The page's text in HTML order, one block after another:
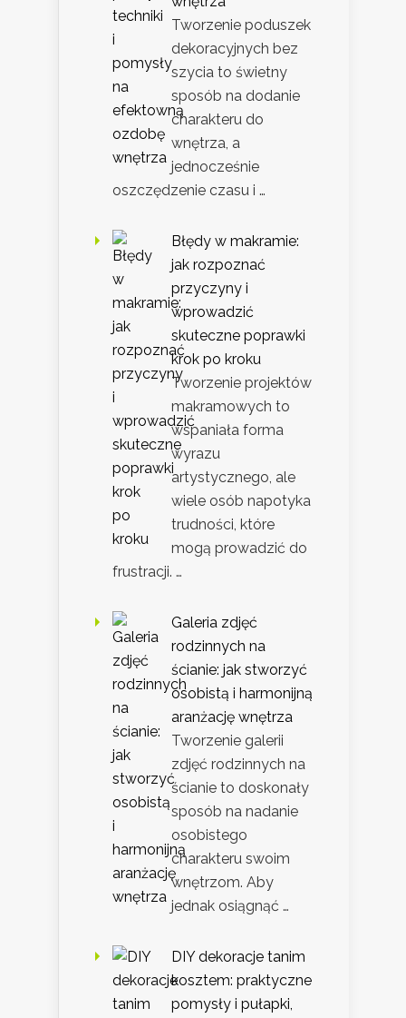
Tworzenie poduszek
dekoracyjnych bez
szycia to świetny
sposób na dodanie
charakteru do
wnętrza, a
jednocześnie
oszczędzenie czasu i …
Błędy w makramie:
jak rozpoznać
przyczyny i
wprowadzić
skuteczne poprawki
krok po kroku
Tworzenie projektów
makramowych to
wspaniała forma
wyrazu
artystycznego, ale
wiele osób napotyka
trudności, które
mogą prowadzić do
frustracji. …
Galeria zdjęć
rodzinnych na
ścianie: jak stworzyć
osobistą i harmonijną
aranżację wnętrza
Tworzenie galerii
zdjęć rodzinnych na
ścianie to doskonały
sposób na nadanie
osobistego
charakteru swoim
wnętrzom. Aby
jednak osiągnąć …
DIY dekoracje tanim
kosztem: praktyczne
pomysły i pułapki,